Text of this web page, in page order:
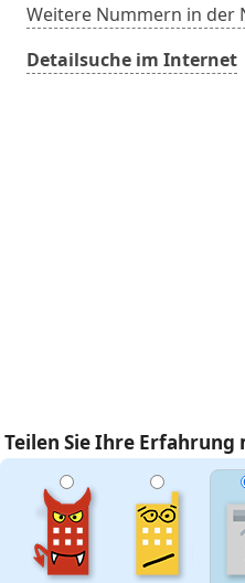
Weitere Nummern in der
Detailsuche im Internet
Teilen Sie Ihre